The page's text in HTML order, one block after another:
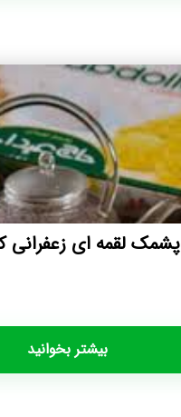
پشمک لقمه ای زعفرانی
بیشتر بخوانید